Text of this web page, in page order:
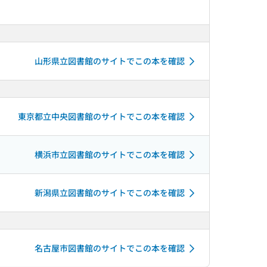
山形県立図書館のサイトでこの本を確認
東京都立中央図書館のサイトでこの本を確認
横浜市立図書館のサイトでこの本を確認
新潟県立図書館のサイトでこの本を確認
名古屋市図書館のサイトでこの本を確認